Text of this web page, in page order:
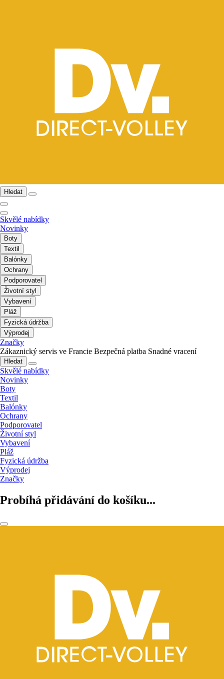
Hledat
Skvělé nabídky
Novinky
Boty
Textil
Balónky
Ochrany
Podporovatel
Životní styl
Vybavení
Pláž
Fyzická údržba
Výprodej
Značky
Zákaznický servis ve Francie Bezpečná platba Snadné vracení
Hledat
Skvělé nabídky
Novinky
Boty
Textil
Balónky
Ochrany
Podporovatel
Životní styl
Vybavení
Pláž
Fyzická údržba
Výprodej
Značky
Probíhá přidávání do košíku...